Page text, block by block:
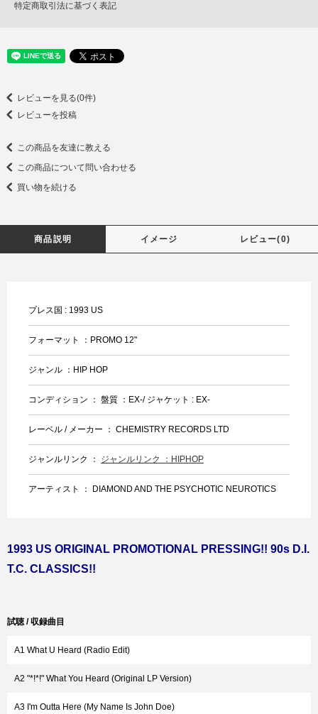
特定商取引法に基づく表記
レビューを見る(0件)
レビューを投稿
この商品を友達に教える
この商品について問い合わせる
買い物を続ける
商品説明 イメージ レビュー(0)
プレス国 : 1993 US
フォーマット ：PROMO 12"
ジャンル ：HIP HOP
コンディション ： 盤質 ：EX-/ ジャケット : EX-
レーベル / メーカー ： CHEMISTRY RECORDS LTD
ジャンルリンク ： ジャンルリンク ：HIPHOP
アーティスト ： DIAMOND AND THE PSYCHOTIC NEUROTICS
1993 US ORIGINAL PROMOTIONAL PRESSING!! 90s D.I.
T.C. CLASSICS!!
試聴 / 収録曲目
A1 What U Heard (Radio Edit)
A2 "*!*!" What You Heard (Original LP Version)
A3 I'm Outta Here (My Name Is John Doe)